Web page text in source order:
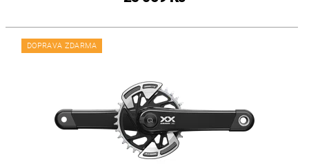
DOPRAVA ZDARMA